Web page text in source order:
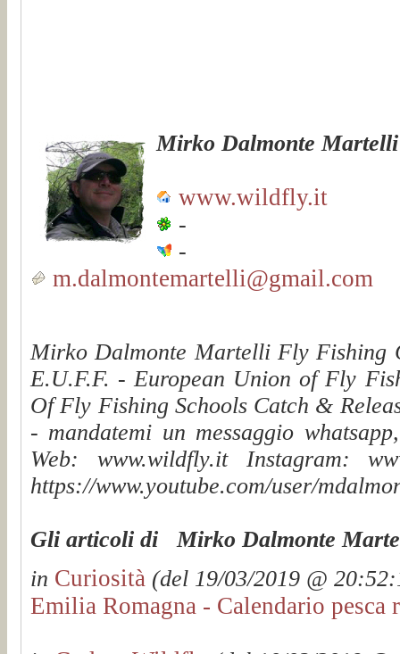
Mirko Dalmonte Martelli
www.wildfly.it
-
-
m.dalmontemartelli@gmail.com
Mirko Dalmonte Martelli Fly
E.U.F.F. - European Union of Fly
Of Fly Fishing Schools Catch &
- mandatemi un messaggio
Web: www.wildfly.it Instagram:
https://www.youtube.com/user/
Gli articoli di Mirko Dalmonte
in Curiosità (del 19/03/2019 @
Emilia Romagna - Calendario pesca